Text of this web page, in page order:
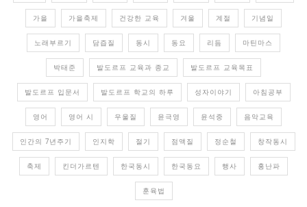
가을 가을축제 건강한 교육 겨울 계절 기념일
노래부르기 담즙질 동시 동요 리듬 마틴마스
박태준 발도르프 교육과 종교 발도르프 교육목표
발도르프 입문서 발도르프 학교의 하루 성자이야기 아침공부
영어 영어 시 우울질 윤극영 윤석중 음악교육
인간의 7년주기 인지학 절기 점액질 정순철 창작동시
축제 킨더가르텐 한국동시 한국동요 행사 홍난파
훈육법